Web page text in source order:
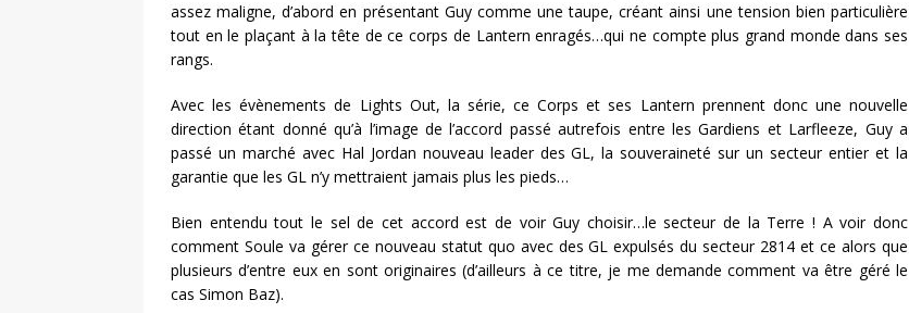
assez maligne, d’abord en présentant Guy comme une taupe, créant ainsi une tension bien particulière
tout en le plaçant à la tête de ce corps de Lantern enragés…qui ne compte plus grand monde dans ses
rangs.
Avec les évènements de Lights Out, la série, ce Corps et ses Lantern prennent donc une nouvelle
direction étant donné qu’à l’image de l’accord passé autrefois entre les Gardiens et Larfleeze, Guy a
passé un marché avec Hal Jordan nouveau leader des GL, la souveraineté sur un secteur entier et la
garantie que les GL n’y mettraient jamais plus les pieds…
Bien entendu tout le sel de cet accord est de voir Guy choisir…le secteur de la Terre ! A voir donc
comment Soule va gérer ce nouveau statut quo avec des GL expulsés du secteur 2814 et ce alors que
plusieurs d’entre eux en sont originaires (d’ailleurs à ce titre, je me demande comment va être géré le
cas Simon Baz).